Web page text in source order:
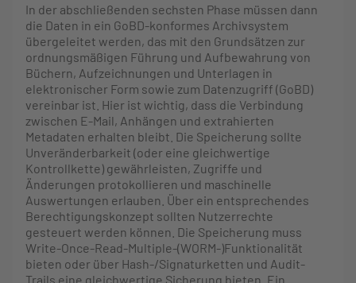
In der abschließenden sechsten Phase müssen dann
die Daten in ein GoBD-konformes Archivsystem
übergeleitet werden, das mit den Grundsätzen zur
ordnungsmäßigen Führung und Aufbewahrung von
Büchern, Aufzeichnungen und Unterlagen in
elektronischer Form sowie zum Datenzugriff (GoBD)
vereinbar ist. Hier ist wichtig, dass die Verbindung
zwischen E-Mail, Anhängen und extrahierten
Metadaten erhalten bleibt. Die Speicherung sollte
Unveränderbarkeit (oder eine gleichwertige
Kontrollkette) gewährleisten, Zugriffe und
Änderungen protokollieren und maschinelle
Auswertungen erlauben. Über ein entsprechendes
Berechtigungskonzept sollten Nutzerrechte
gesteuert werden können. Die Speicherung muss
Write-Once-Read-Multiple-(WORM-)Funktionalität
bieten oder über Hash-/Signaturketten und Audit-
Trails eine gleichwertige Sicherung bieten. Ein